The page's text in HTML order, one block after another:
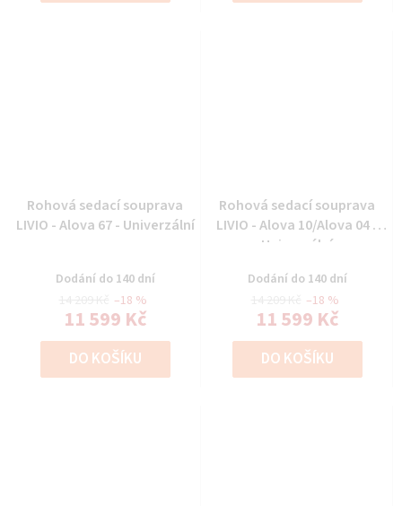
Rohová sedací souprava
LIVIO - Alova 67 - Univerzální
Dodání do 140 dní
11 599 Kč
–18 %
DO KOŠÍKU
Rohová sedací souprava
LIVIO - Alova 10/Alova 04 -
Univerzální
Dodání do 140 dní
11 599 Kč
–18 %
DO KOŠÍKU